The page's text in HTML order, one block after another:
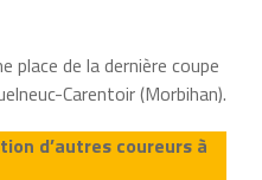
place de la dernière coupe
Carentoir (Morbihan).
d’autres coureurs à